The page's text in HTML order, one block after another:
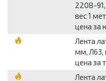
2208-91,
вес 1
цена за
Лента
мм, Л63,
цена за
Лента